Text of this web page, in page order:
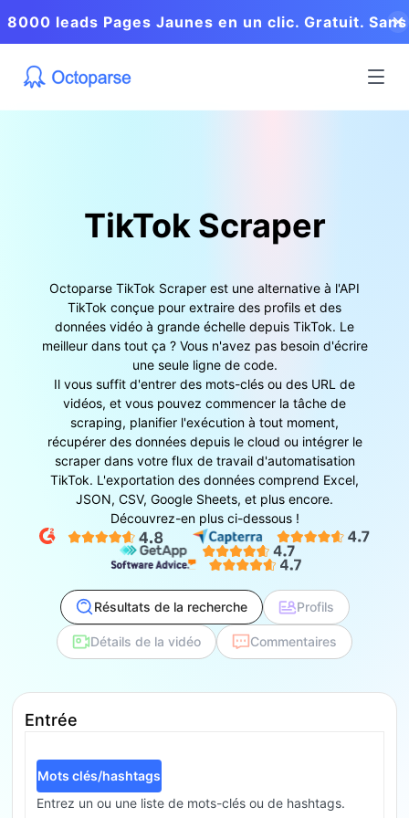
8000 leads Pages Jaunes en un clic. Gratuit. Sans
TikTok Scraper
Octoparse TikTok Scraper est une alternative à l'API
TikTok conçue pour extraire des profils et des
données vidéo à grande échelle depuis TikTok. Le
meilleur dans tout ça ? Vous n'avez pas besoin d'écrire
une seule ligne de code.
Il vous suffit d'entrer des mots-clés ou des URL de
vidéos, et vous pouvez commencer la tâche de
scraping, planifier l'exécution à tout moment,
récupérer des données depuis le cloud ou intégrer le
scraper dans votre flux de travail d'automatisation
TikTok. L'exportation des données comprend Excel,
JSON, CSV, Google Sheets, et plus encore.
Découvrez-en plus ci-dessous !
Résultats de la recherche Profils
Détails de la vidéo Commentaires
Entrée
Mots clés/hashtags
Entrez un ou une liste de mots-clés ou de hashtags.